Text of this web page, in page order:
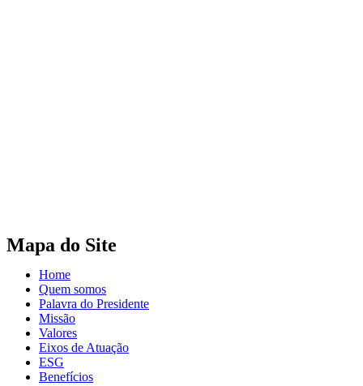
Mapa do Site
Home
Quem somos
Palavra do Presidente
Missão
Valores
Eixos de Atuação
ESG
Benefícios